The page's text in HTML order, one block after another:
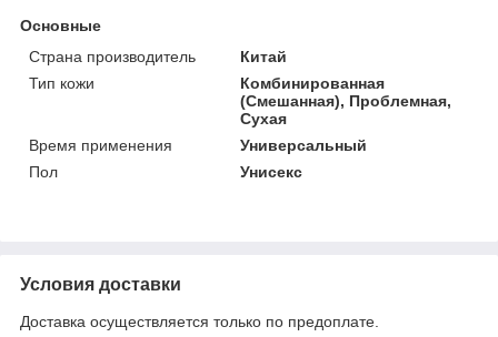
Основные
Страна производитель
Китай
Тип кожи
Комбинированная
(Смешанная), Проблемная,
Сухая
Время применения
Универсальный
Пол
Унисекс
Условия доставки
Доставка осуществляется только по предоплате.